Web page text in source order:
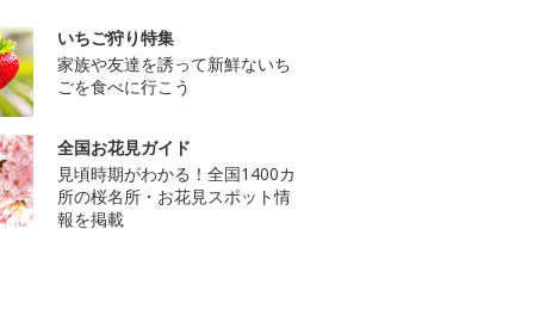
いちご狩り特集
家族や友達を誘って新鮮ないち
ごを食べに行こう
全国お花見ガイド
見頃時期がわかる！全国1400カ
所の桜名所・お花見スポット情
報を掲載